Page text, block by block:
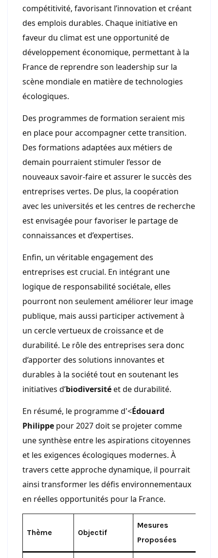
compétitivité, favorisant l’innovation et créant
des emplois durables. Chaque initiative en
faveur du climat est une opportunité de
développement économique, permettant à la
France de reprendre son leadership sur la
scène mondiale en matière de technologies
écologiques.
Des programmes de formation seraient mis
en place pour accompagner cette transition.
Des formations adaptées aux métiers de
demain pourraient stimuler l’essor de
nouveaux savoir-faire et assurer le succès des
entreprises vertes. De plus, la coopération
avec les universités et les centres de recherche
est envisagée pour favoriser le partage de
connaissances et d’expertises.
Enfin, un véritable engagement des
entreprises est crucial. En intégrant une
logique de responsabilité sociétale, elles
pourront non seulement améliorer leur image
publique, mais aussi participer activement à
un cercle vertueux de croissance et de
durabilité. Le rôle des entreprises sera donc
d’apporter des solutions innovantes et
durables à la société tout en soutenant les
initiatives d’biodiversitéet de durabilité.
En résumé, le programme d'<Édouard
Philippe pour 2027 doit se projeter comme
une synthèse entre les aspirations citoyennes
et les exigences écologiques modernes. À
travers cette approche dynamique, il pourrait
ainsi transformer les défis environnementaux
en réelles opportunités pour la France.
Thème Objectif
Mesures
Proposées